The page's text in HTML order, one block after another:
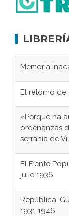
Memoria
El retorno de
«Porque ha
ordenanzas
serranía de
El Frente
julio 1936
República,
1931-1946